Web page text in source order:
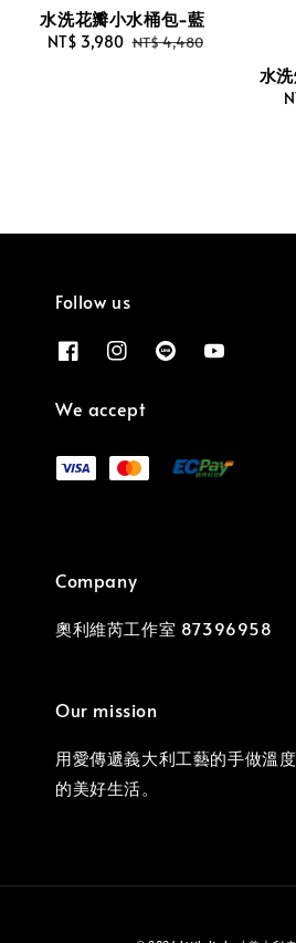
水洗花瓣小水桶包-藍
Sale
NT$ 3,980 Regular
NT$ 4,480
水
Follow us
We accept
Company
奧利維芮工作室 87396958
Our mission
用愛傳遞義大利工藝的手做溫
的美好生活。